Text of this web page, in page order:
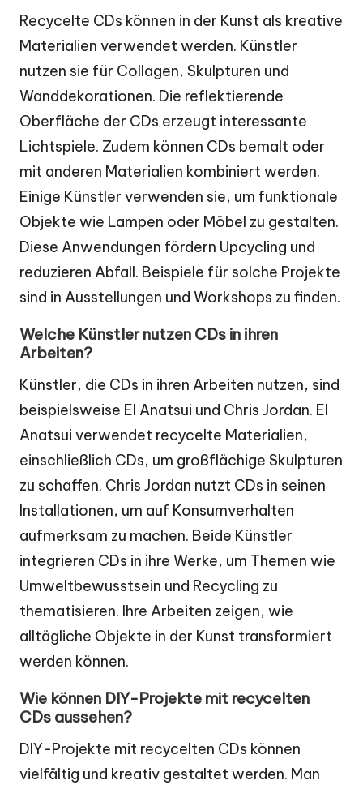
Recycelte CDs können in der Kunst als kreative
Materialien verwendet werden. Künstler
nutzen sie für Collagen, Skulpturen und
Wanddekorationen. Die reflektierende
Oberfläche der CDs erzeugt interessante
Lichtspiele. Zudem können CDs bemalt oder
mit anderen Materialien kombiniert werden.
Einige Künstler verwenden sie, um funktionale
Objekte wie Lampen oder Möbel zu gestalten.
Diese Anwendungen fördern Upcycling und
reduzieren Abfall. Beispiele für solche Projekte
sind in Ausstellungen und Workshops zu finden.
Welche Künstler nutzen CDs in ihren
Arbeiten?
Künstler, die CDs in ihren Arbeiten nutzen, sind
beispielsweise El Anatsui und Chris Jordan. El
Anatsui verwendet recycelte Materialien,
einschließlich CDs, um großflächige Skulpturen
zu schaffen. Chris Jordan nutzt CDs in seinen
Installationen, um auf Konsumverhalten
aufmerksam zu machen. Beide Künstler
integrieren CDs in ihre Werke, um Themen wie
Umweltbewusstsein und Recycling zu
thematisieren. Ihre Arbeiten zeigen, wie
alltägliche Objekte in der Kunst transformiert
werden können.
Wie können DIY-Projekte mit recycelten
CDs aussehen?
DIY-Projekte mit recycelten CDs können
vielfältig und kreativ gestaltet werden. Man